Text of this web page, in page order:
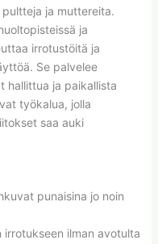
ja muttereita.
ja
irrotustöitä ja
Se palvelee
hallittua ja paikallista
työkalua, jolla
saa auki
punaisina jo noin
irrotukseen ilman avotulta